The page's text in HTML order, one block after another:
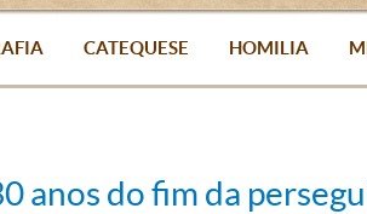
CATEQUESE HOMILIA
anos do fim da